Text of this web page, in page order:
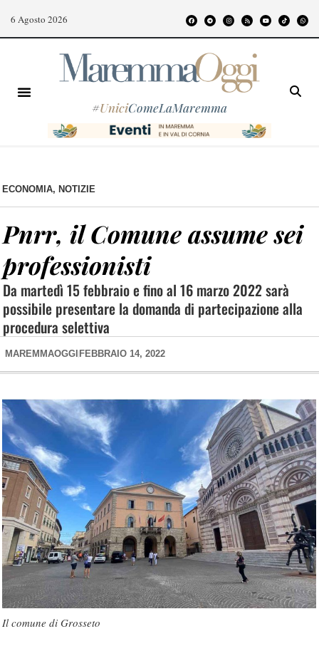
6 Agosto 2026
#UniciComeLaMaremma
ECONOMIA, NOTIZIE
Pnrr, il Comune assume sei
professionisti
Da martedì 15 febbraio e fino al 16 marzo 2022 sarà
possibile presentare la domanda di partecipazione alla
procedura selettiva
MAREMMAOGGI FEBBRAIO 14, 2022
Il comune di Grosseto